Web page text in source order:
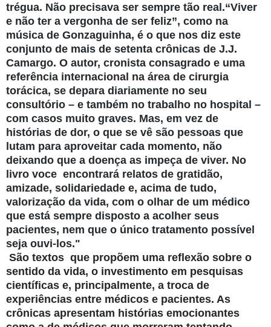
trégua. Não precisava ser sempre tão real.“Viver
e não ter a vergonha de ser feliz”, como na
música de Gonzaguinha, é o que nos diz este
conjunto de mais de setenta crônicas de J.J.
Camargo. O autor, cronista consagrado e uma
referência internacional na área de cirurgia
torácica, se depa­ra diariamente no seu
consultório – e também no trabalho no hospital –
com casos muito graves. Mas, em vez de
histórias de dor, o que se vê são pessoas que
lutam para aproveitar cada mo­mento, não
deixando que a doença as impeça de viver. No
livro voce encontrará relatos de gratidão,
amizade, solidariedade e, acima de tudo,
valorização da vida, com o olhar de um médico
que está sempre disposto a acolher seus
pacientes, nem que o único tratamento possível
seja ouvi-los."
São textos que propõem uma reflexão sobre o
sentido da vida, o investimento em pesquisas
científicas e, principalmente, a troca de
experiências entre médicos e pacientes. As
crônicas apresentam histórias emocionantes